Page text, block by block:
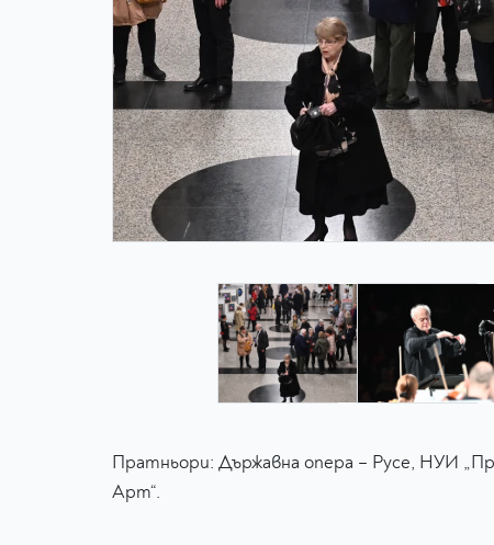
Пратньори: Държавна опера – Русе, НУИ
Арт“.